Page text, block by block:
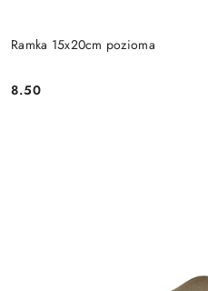
Ramka 15x20cm pozioma
Cena:
8.50